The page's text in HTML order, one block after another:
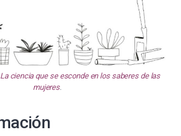
La ciencia que se esconde en los saberes de las
mujeres.